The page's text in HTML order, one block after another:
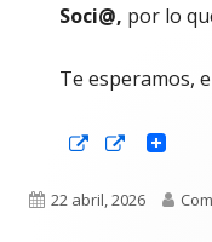
Soci@, por lo
Te esperamos,
Abrir
ventana
Abrir
ventana
Publicado
22 abril, 2026